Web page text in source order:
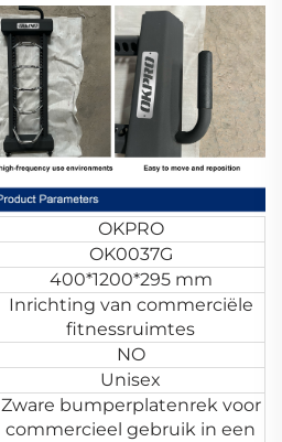
OKPRO
OK0037G
400*1200*295 mm
Inrichting van commerciële
fitnessruimtes
NO
Unisex
Zware bumperplatenrek voor
commercieel gebruik in een